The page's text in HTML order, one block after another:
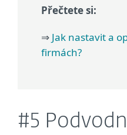
Přečtete si:
⇒ Jak nastavit a
firmách?
#5